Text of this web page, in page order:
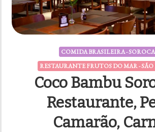
COMIDA BRASILEIRA -
RESTAURANTE FRUTOS DO MAR - SÃO
Coco Bambu
Restaurante,
Camarão,